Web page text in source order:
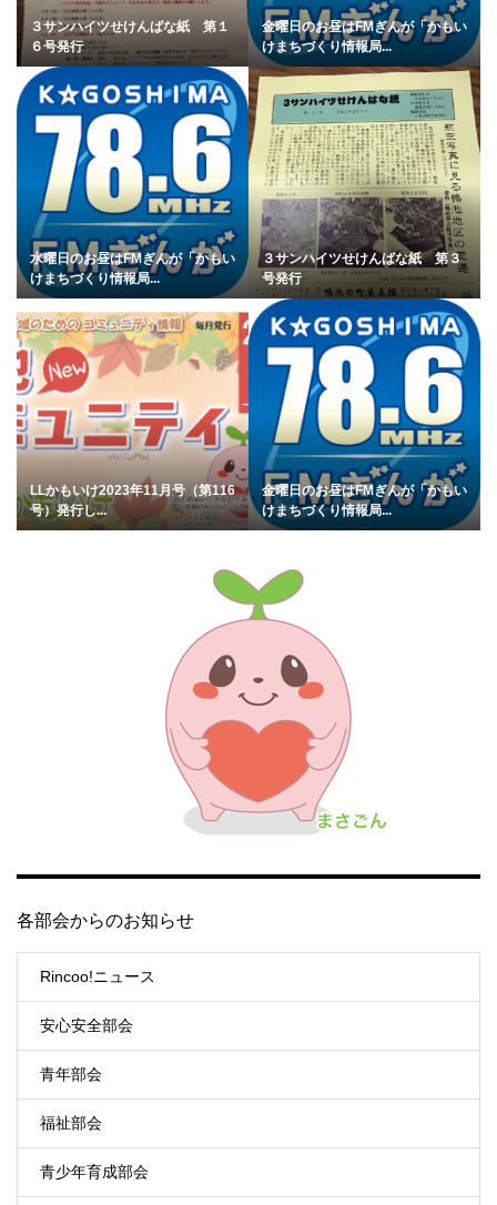
３サンハイツせけんばな紙 第１
６号発行
金曜日のお昼はFMぎんが「かもい
けまちづくり情報局...
水曜日のお昼はFMぎんが「かもい
けまちづくり情報局...
３サンハイツせけんばな紙 第３
号発行
LLかもいけ2023年11月号（第116
号）発行し...
金曜日のお昼はFMぎんが「かもい
けまちづくり情報局...
各部会からのお知らせ
Rincoo!ニュース
安心安全部会
青年部会
福祉部会
青少年育成部会